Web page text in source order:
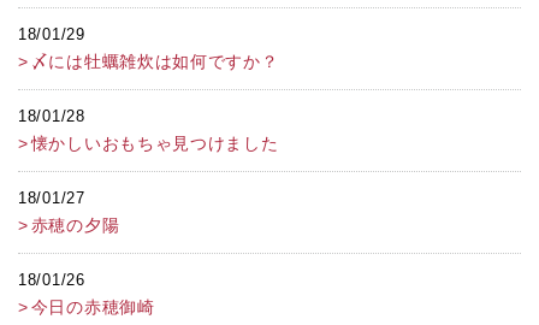
18/01/29
〆には牡蠣雑炊は如何ですか？
18/01/28
懐かしいおもちゃ見つけました
18/01/27
赤穂の夕陽
18/01/26
今日の赤穂御崎